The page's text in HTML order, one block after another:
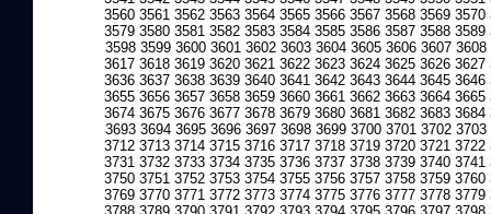
3560 3561 3562 3563 3564 3565 3566 3567 3568 3569 3570
3579 3580 3581 3582 3583 3584 3585 3586 3587 3588 3589
3598 3599 3600 3601 3602 3603 3604 3605 3606 3607 3608
3617 3618 3619 3620 3621 3622 3623 3624 3625 3626 3627
3636 3637 3638 3639 3640 3641 3642 3643 3644 3645 3646
3655 3656 3657 3658 3659 3660 3661 3662 3663 3664 3665
3674 3675 3676 3677 3678 3679 3680 3681 3682 3683 3684
3693 3694 3695 3696 3697 3698 3699 3700 3701 3702 3703
3712 3713 3714 3715 3716 3717 3718 3719 3720 3721 3722
3731 3732 3733 3734 3735 3736 3737 3738 3739 3740 3741
3750 3751 3752 3753 3754 3755 3756 3757 3758 3759 3760
3769 3770 3771 3772 3773 3774 3775 3776 3777 3778 3779